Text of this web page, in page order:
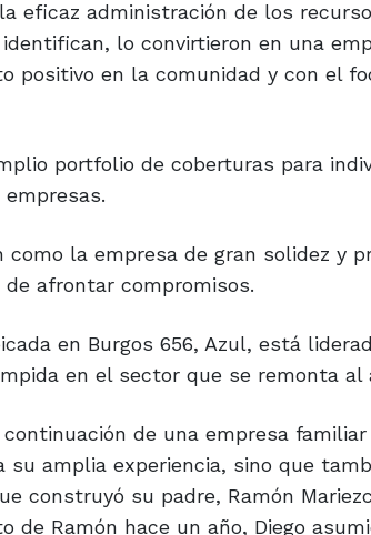
eficaz administración de los
lo convirtieron en una
positivo en la comunidad y con el
portfolio de coberturas para
la empresa de gran solidez y
afrontar compromisos.
en Burgos 656, Azul, está
en el sector que se remonta al
de una empresa
su amplia experiencia, sino que
construyó su padre, Ramón
de Ramón hace un año, Diego